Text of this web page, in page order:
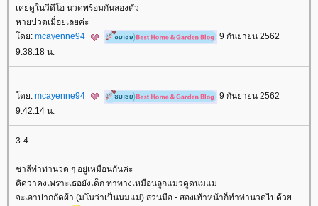
เคยดูในวีดีโอ นวดพร้อมกันสองตัว
หายปวดเมื่อยเลยค่ะ
ดย: mcayenne94
9 กันยายน 2562
9:38:18 น.
ดย: mcayenne94
9 กันยายน 2562
9:42:14 น.
3-4 ...
ชาลีทำท่านวด ๆ อยู่เหมือนกันค่ะ
คิดว่าคงเพราะเธอยังเด็ก ท่าทางเหมือนลูกแมวดูดนมแม่
จะเอาปากกัดผ้า (มโนว่าเป็นนมแม่) ส่วนมือ - สองเท้าหน้าก็ทำท่านวดไปด้ว